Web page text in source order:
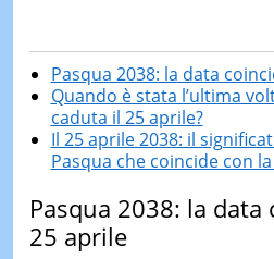
Pasqua 2038: la data
Quando è stata l’ultima
caduta il 25 aprile?
Il 25 aprile 2038: il
Pasqua che coincide con
Pasqua 2038: la data
25 aprile